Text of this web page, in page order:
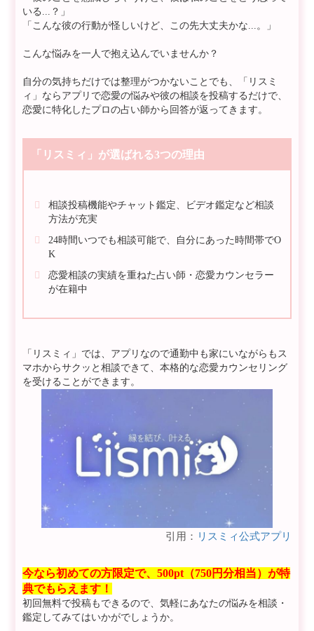
いる...？」
「こんな彼の行動が怪しいけど、この先大丈夫かな...。」
こんな悩みを一人で抱え込んでいませんか？
自分の気持ちだけでは整理がつかないことでも、「リスミ
ィ」ならアプリで恋愛の悩みや彼の相談を投稿するだけで、
恋愛に特化したプロの占い師から回答が返ってきます。
「リスミィ」が選ばれる3つの理由
相談投稿機能やチャット鑑定、ビデオ鑑定など相談
方法が充実
24時間いつでも相談可能で、自分にあった時間帯でO
K
恋愛相談の実績を重ねた占い師・恋愛カウンセラー
が在籍中
「リスミィ」では、アプリなので通勤中も家にいながらもス
マホからサクッと相談できて、本格的な恋愛カウンセリング
を受けることができます。
引用： リスミィ公式アプリ
今なら初めての方限定で、500pt（750円分相当）が特
典でもらえます！
初回無料で投稿もできるので、気軽にあなたの悩みを相談・
鑑定してみてはいかがでしょうか。